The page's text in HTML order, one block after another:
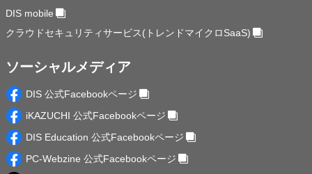
DIS mobile
クラウドセキュリティサービス(トレンドマイクロSaaS)
ソーシャルメディア
DIS 公式Facebookページ
iKAZUCHI 公式Facebookページ
DIS Education 公式Facebookページ
PC-Webzine 公式Facebookページ